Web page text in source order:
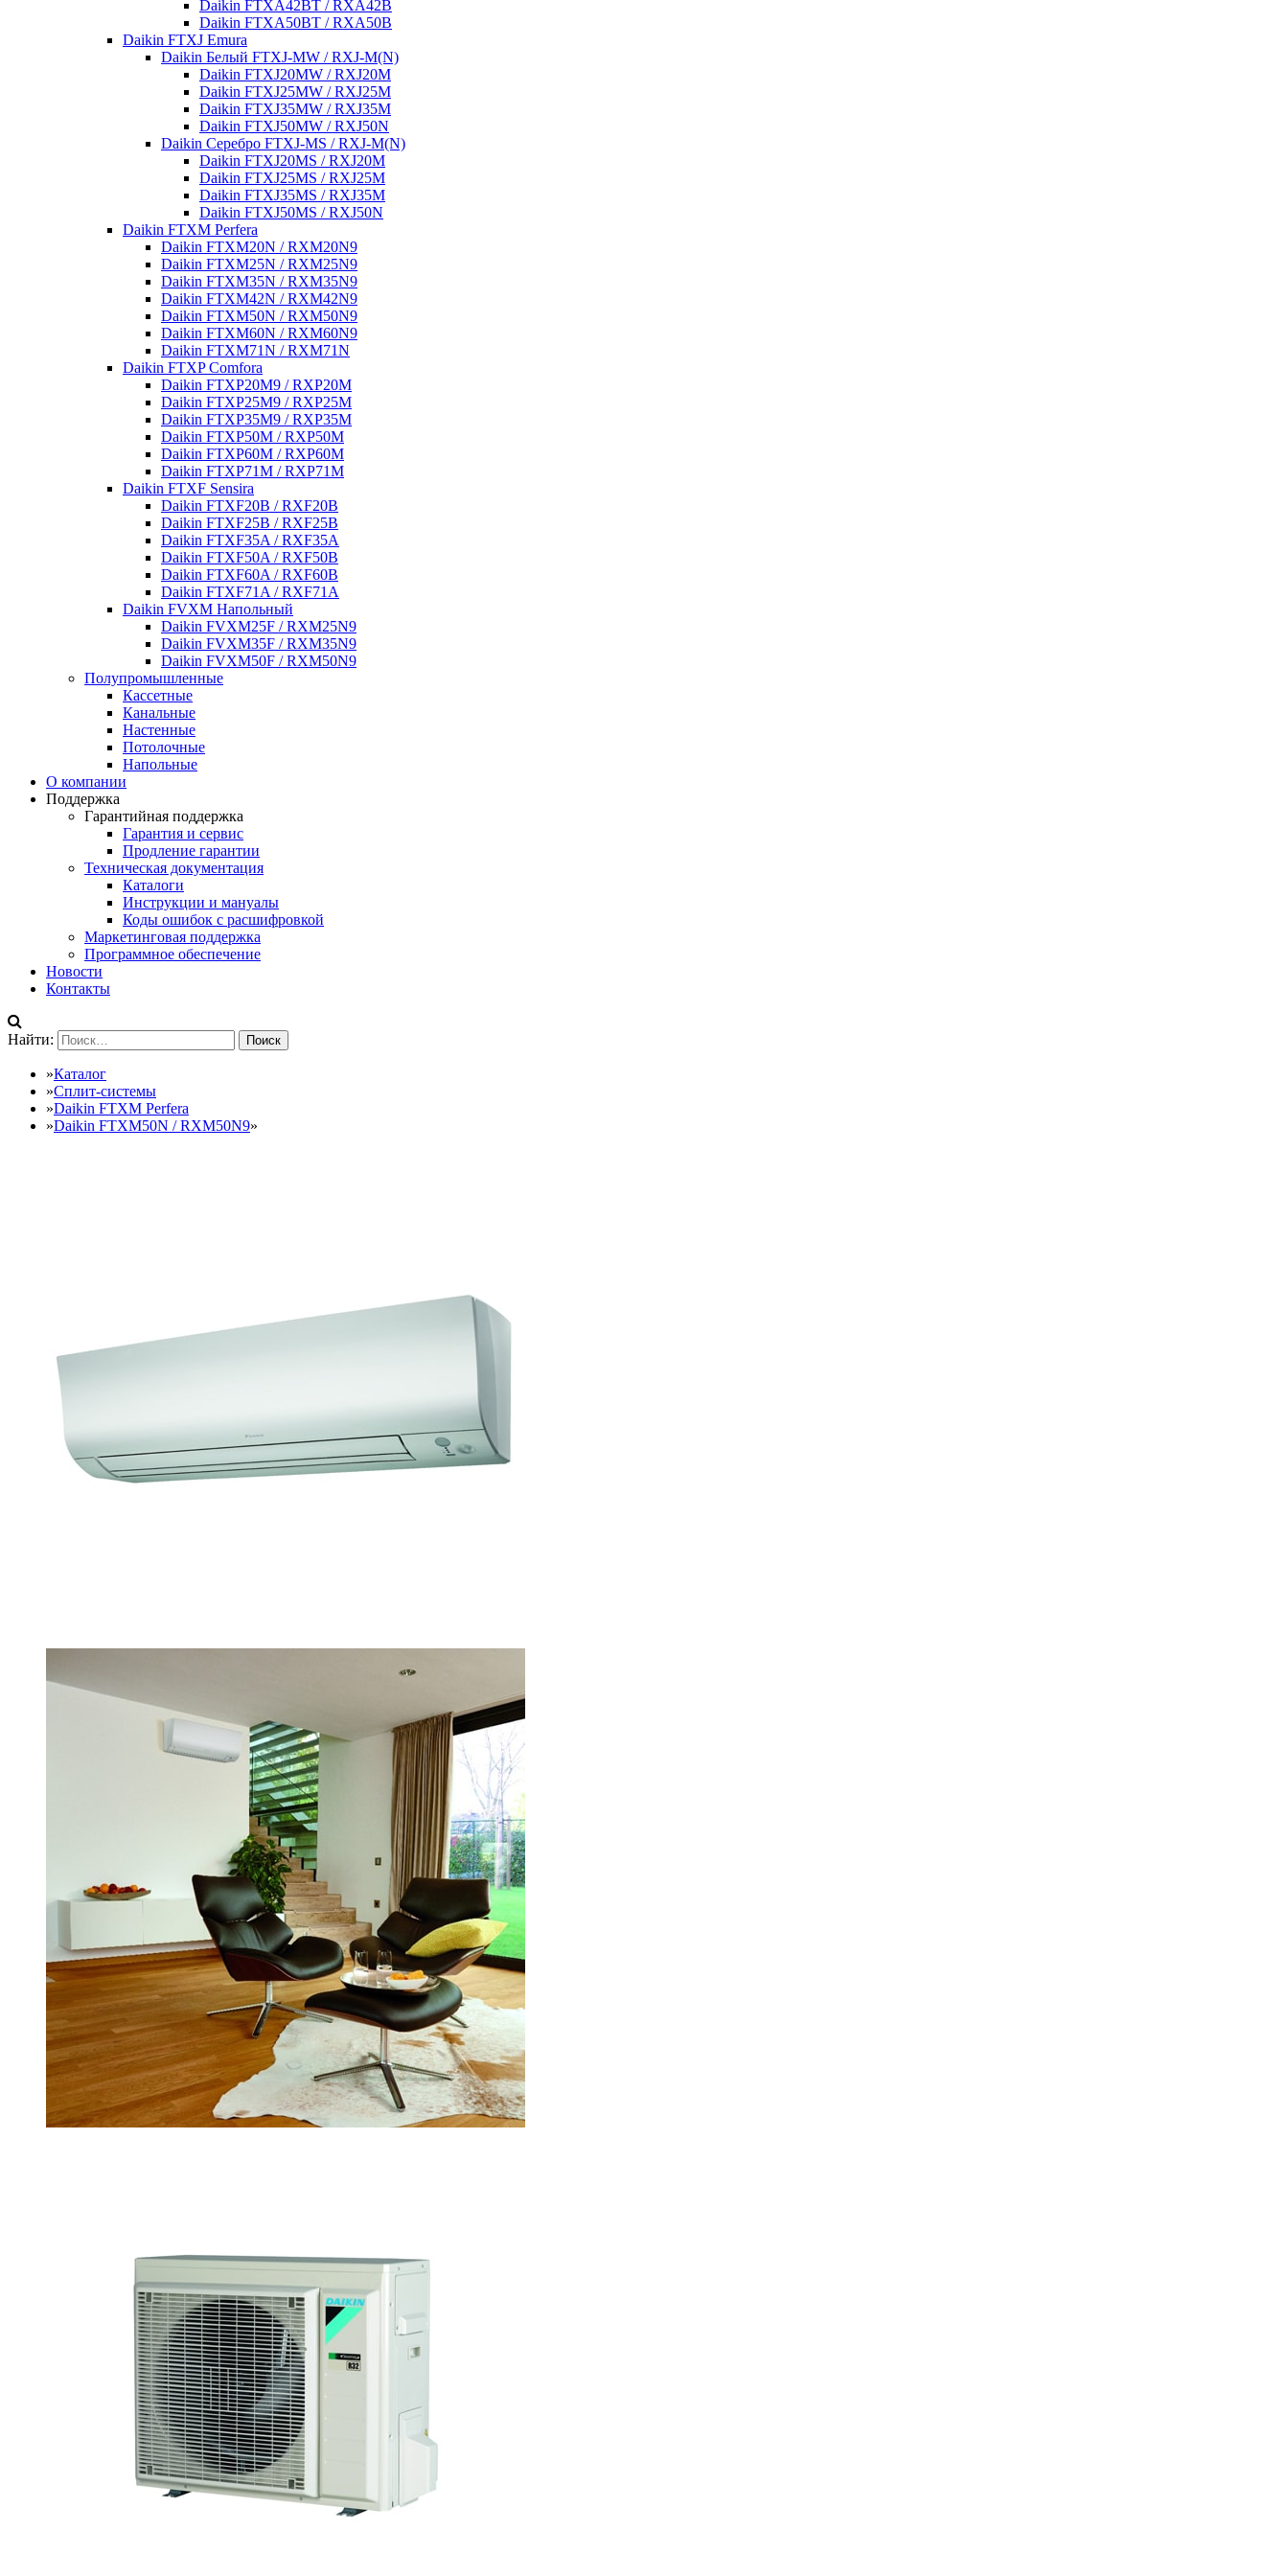
Daikin FTXA42BT / RXA42B
Daikin FTXA50BT / RXA50B
Daikin FTXJ Emura
Daikin Белый FTXJ-MW / RXJ-M(N)
Daikin FTXJ20MW / RXJ20M
Daikin FTXJ25MW / RXJ25M
Daikin FTXJ35MW / RXJ35M
Daikin FTXJ50MW / RXJ50N
Daikin Серебро FTXJ-MS / RXJ-M(N)
Daikin FTXJ20MS / RXJ20M
Daikin FTXJ25MS / RXJ25M
Daikin FTXJ35MS / RXJ35M
Daikin FTXJ50MS / RXJ50N
Daikin FTXM Perfera
Daikin FTXM20N / RXM20N9
Daikin FTXM25N / RXM25N9
Daikin FTXM35N / RXM35N9
Daikin FTXM42N / RXM42N9
Daikin FTXM50N / RXM50N9
Daikin FTXM60N / RXM60N9
Daikin FTXM71N / RXM71N
Daikin FTXP Comfora
Daikin FTXP20M9 / RXP20M
Daikin FTXP25M9 / RXP25M
Daikin FTXP35M9 / RXP35M
Daikin FTXP50M / RXP50M
Daikin FTXP60M / RXP60M
Daikin FTXP71M / RXP71M
Daikin FTXF Sensira
Daikin FTXF20B / RXF20B
Daikin FTXF25B / RXF25B
Daikin FTXF35A / RXF35A
Daikin FTXF50A / RXF50B
Daikin FTXF60A / RXF60B
Daikin FTXF71A / RXF71A
Daikin FVXM Напольный
Daikin FVXM25F / RXM25N9
Daikin FVXM35F / RXM35N9
Daikin FVXM50F / RXM50N9
Полупромышленные
Кассетные
Канальные
Настенные
Потолочные
Напольные
О компании
Поддержка
Гарантийная поддержка
Гарантия и сервис
Продление гарантии
Техническая документация
Каталоги
Инструкции и мануалы
Коды ошибок с расшифровкой
Маркетинговая поддержка
Программное обеспечение
Новости
Контакты
Найти:
»Каталог
»Сплит-системы
»Daikin FTXM Perfera
»Daikin FTXM50N / RXM50N9»